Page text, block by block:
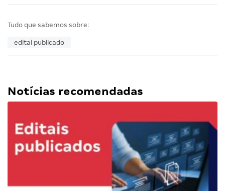
Tudo que sabemos sobre:
edital publicado
Notícias recomendadas